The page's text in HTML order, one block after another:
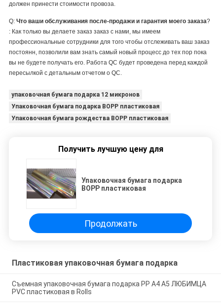
должен принести стоимости провоза.
Q: Что ваши обслуживания после-продажи и гарантия моего заказа?
: Как только вы делаете заказ заказ с нами, мы имеем
профессиональные сотрудники для того чтобы отслеживать ваш заказ
постоянн, позволили вам знать самый новый процесс до тех пор пока
вы не будете получать его. Работа QC будет проведена перед каждой
пересылкой с детальным отчетом о QC.
упаковочная бумага подарка 12 микронов
Упаковочная бумага подарка BOPP пластиковая
Упаковочная бумага рождества BOPP пластиковая
Получить лучшую цену для
Упаковочная бумага подарка
BOPP пластиковая
Продолжать
Пластиковая упаковочная бумага подарка
Съемная упаковочная бумага подарка PP A4 A5 ЛЮБИМЦА
PVC пластиковая в Rolls